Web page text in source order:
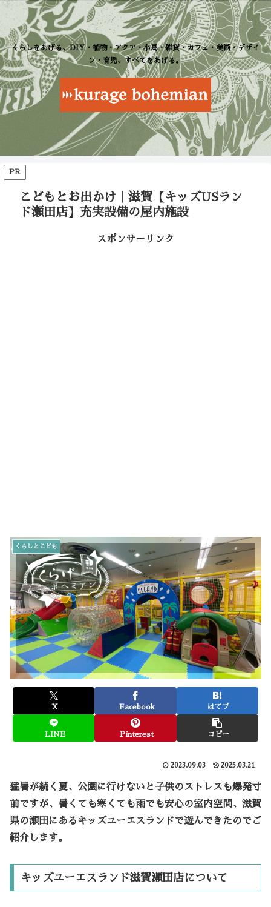
くらしをあげる、DIY・植物・アクア・小鳥・雑貨・カフェ・美術・デザイ
ン・育児、すべてをあげる。
PR
こどもとお出かけ｜滋賀【キッズUSラン
ド瀬田店】充実設備の屋内施設
スポンサーリンク
くらしとこども
X Facebook はてブ
LINE Pinterest コピー
2023.09.03 2025.03.21
猛暑が続く夏、公園に行けないと子供のストレスも爆発寸
前ですが、暑くても寒くても雨でも安心の室内空間、滋賀
県の瀬田にある キッズユーエスランドで遊んできたのでご
紹介します。
キッズユーエスランド滋賀瀬田店について